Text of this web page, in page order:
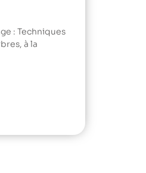
: Techniques
à la